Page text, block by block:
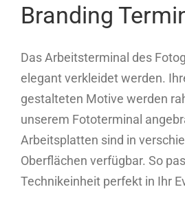
Branding
Das Arbeitsterminal des
elegant verkleidet werden.
gestalteten Motive werden
unserem Fototerminal
Arbeitsplatten sind in
Oberflächen verfügbar. So
Technikeinheit perfekt in Ihr